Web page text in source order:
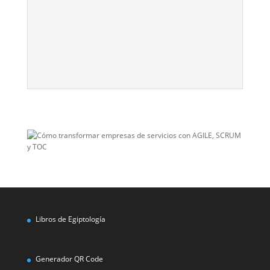
Libros de Egiptología
Generador QR Code